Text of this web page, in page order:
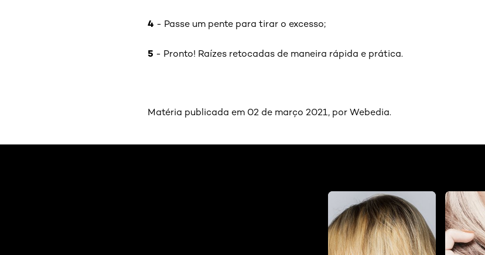
4 - Passe um pente para tirar o excesso;
5 - Pronto! Raízes retocadas de maneira rápida e prática.
Matéria publicada em 02 de março 2021, por Webedia.